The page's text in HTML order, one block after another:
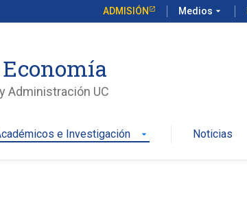
ADMISIÓN Medios arrow_drop_down
Administración UC
e Investigación arrow_drop_down Noticias